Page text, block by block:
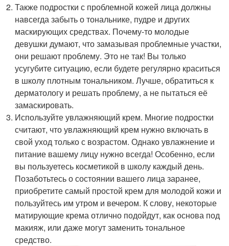
Также подростки с проблемной кожей лица должны
навсегда забыть о тональнике, пудре и других
маскирующих средствах. Почему-то молодые
девушки думают, что замазывая проблемные участки,
они решают проблему. Это не так! Вы только
усугубите ситуацию, если будете регулярно краситься
в школу плотным тональником. Лучше, обратиться к
дерматологу и решать проблему, а не пытаться её
замаскировать.
Используйте увлажняющий крем. Многие подростки
считают, что увлажняющий крем нужно включать в
свой уход только с возрастом. Однако увлажнение и
питание вашему лицу нужно всегда! Особенно, если
вы пользуетесь косметикой в школу каждый день.
Позаботьтесь о состоянии вашего лица заранее,
приобретите самый простой крем для молодой кожи и
пользуйтесь им утром и вечером. К слову, некоторые
матирующие крема отлично подойдут, как основа под
макияж, или даже могут заменить тональное
средство.